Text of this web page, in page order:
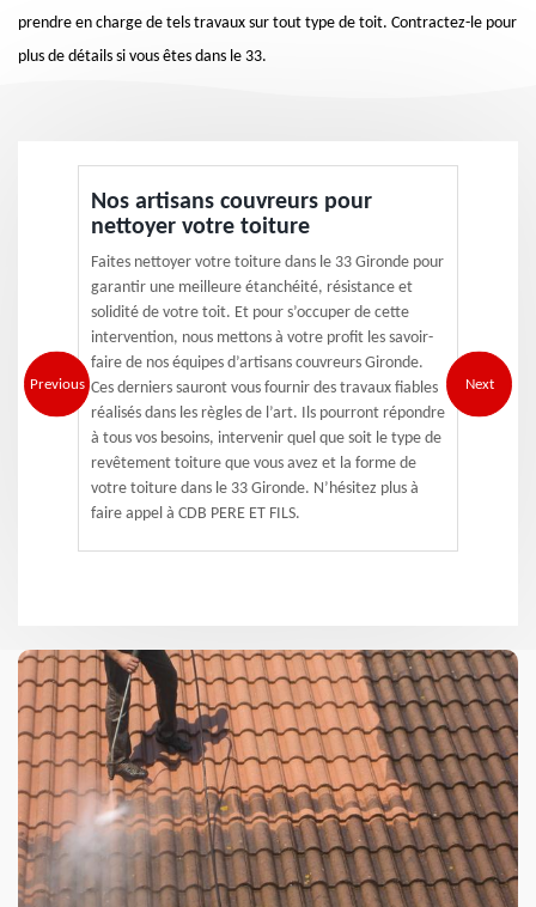
prendre en charge de tels travaux sur tout type de toit. Contractez-le pour
plus de détails si vous êtes dans le 33.
Previous
Nos artisans couvreurs pour
nettoyer votre toiture
Faites nettoyer votre toiture dans le 33 Gironde pour
garantir une meilleure étanchéité, résistance et
solidité de votre toit. Et pour s’occuper de cette
intervention, nous mettons à votre profit les savoir-
faire de nos équipes d’artisans couvreurs Gironde.
Ces derniers sauront vous fournir des travaux fiables
réalisés dans les règles de l’art. Ils pourront répondre
à tous vos besoins, intervenir quel que soit le type de
revêtement toiture que vous avez et la forme de
votre toiture dans le 33 Gironde. N’hésitez plus à
faire appel à CDB PERE ET FILS.
Next